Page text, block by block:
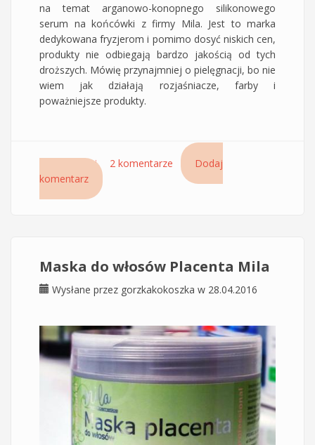
na temat arganowo-konopnego silikonowego
serum na końcówki z firmy Mila. Jest to marka
dedykowana fryzjerom i pomimo dosyć niskich cen,
produkty nie odbiegają bardzo jakością od tych
droższych. Mówię przynajmniej o pielęgnacji, bo nie
wiem jak działają rozjaśniacze, farby i
poważniejsze produkty.
Czytaj dalejwpis Milargan Argan Hemp Oil – arganowo-
konopne silikonowe serum do włosów
2 komentarze
Dodaj
komentarz
Maska do włosów Placenta Mila
Wysłane przez gorzkakokoszka w 28.04.2016